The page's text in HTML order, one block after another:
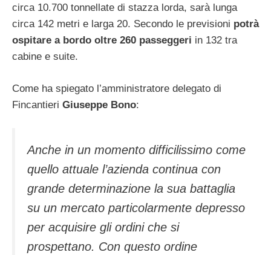
circa 10.700 tonnellate di stazza lorda, sarà lunga
circa 142 metri e larga 20. Secondo le previsioni potrà
ospitare a bordo oltre 260 passeggeri in 132 tra
cabine e suite.
Come ha spiegato l’amministratore delegato di
Fincantieri Giuseppe Bono:
Anche in un momento difficilissimo come
quello attuale l’azienda continua con
grande determinazione la sua battaglia
su un mercato particolarmente depresso
per acquisire gli ordini che si
prospettano. Con questo ordine